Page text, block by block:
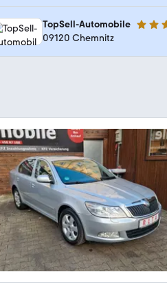
TopSell-Automobile 4.9
09120 Chemnitz